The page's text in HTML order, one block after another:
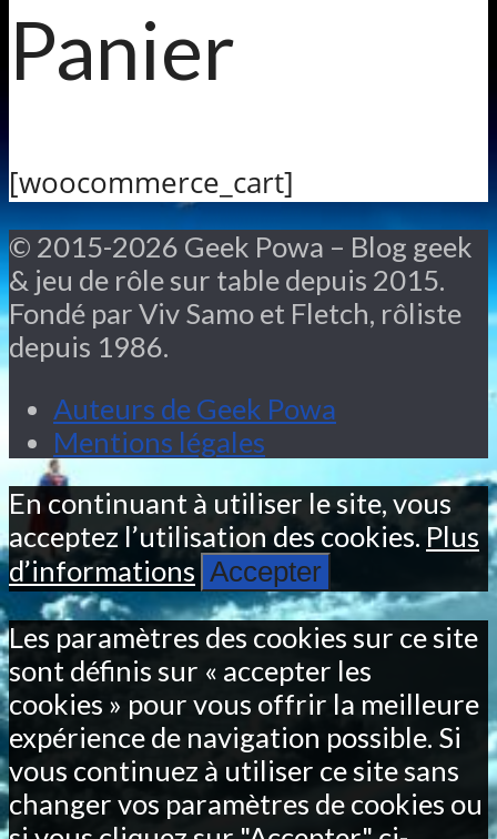
Panier
[woocommerce_cart]
© 2015-2026 Geek Powa – Blog geek
& jeu de rôle sur table depuis 2015.
Fondé par Viv Samo et Fletch, rôliste
depuis 1986.
Auteurs de Geek Powa
Mentions légales
En continuant à utiliser le site, vous
acceptez l’utilisation des cookies. Plus
d’informations Accepter
Les paramètres des cookies sur ce site
sont définis sur « accepter les
cookies » pour vous offrir la meilleure
expérience de navigation possible. Si
vous continuez à utiliser ce site sans
changer vos paramètres de cookies ou